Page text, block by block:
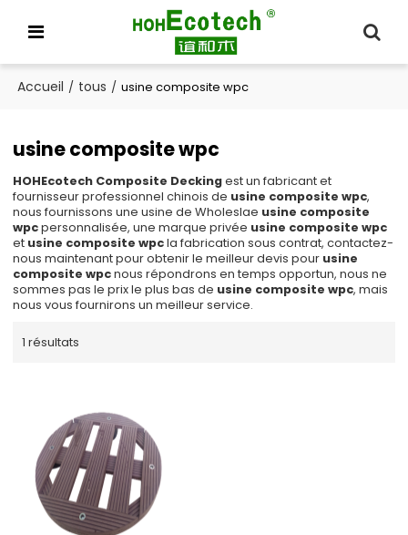
Accueil / tous / usine composite wpc
usine composite wpc
HOHEcotech Composite Deckingest un fabricant et
fournisseur professionnel chinois de usine composite wpc,
nous fournissons une usine de Wholeslae usine composite
wpcpersonnalisée, une marque privée usine composite wpc
et usine composite wpcla fabrication sous contrat, contactez-
nous maintenant pour obtenir le meilleur devis pour usine
composite wpcnous répondrons en temps opportun, nous ne
sommes pas le prix le plus bas de usine composite wpc, mais
nous vous fournirons un meilleur service.
1 résultats